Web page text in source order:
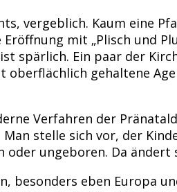
vergeblich. Kaum eine
mit „Plisch und
spärlich. Ein paar der
oberflächlich gehaltene
Verfahren der
stelle sich vor, der
ungeboren. Da ändert
besonders eben Europa